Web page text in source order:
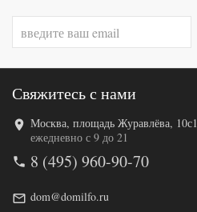
наволочек
70х70
(2шт)
Производитель
Sailid
Код товара
575-485
Артикул
502-3
Размер
200х220
Свяжитесь с нами
Москва, площадь Журавлёва, 10с1
ежедневно с 9 до 21
8 (495) 960-90-70
dom@domilfo.ru